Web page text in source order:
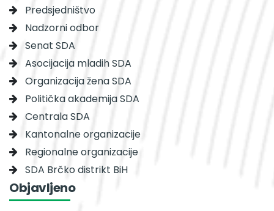
Predsjedništvo
Nadzorni odbor
Senat SDA
Asocijacija mladih SDA
Organizacija žena SDA
Politička akademija SDA
Centrala SDA
Kantonalne organizacije
Regionalne organizacije
SDA Brčko distrikt BiH
Objavljeno